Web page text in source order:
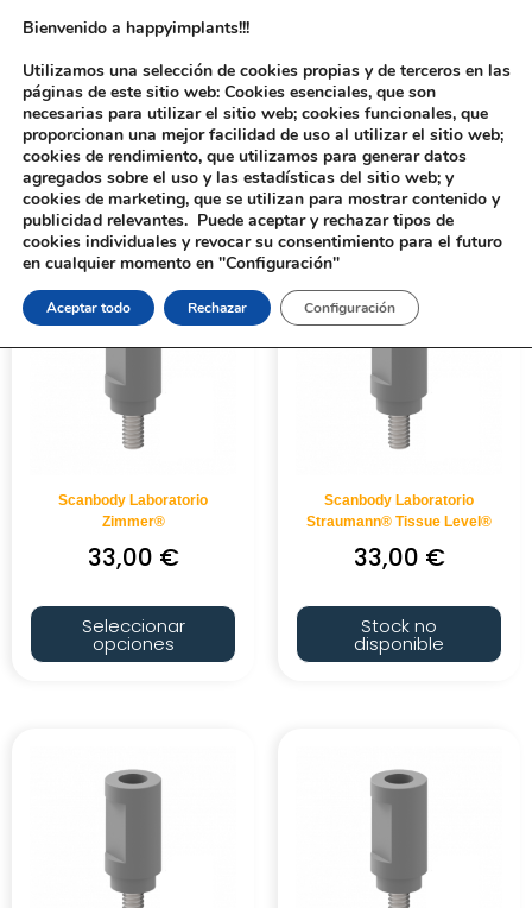
Inicio/ Implantología/ Aditamentos Digitales/ Scanbody Laboratorio
Scanbody Laboratorio
Zimmer®
33,00 €
Seleccionar
opciones
Scanbody Laboratorio
Straumann® Tissue Level®
33,00 €
Stock no
disponible
Bienvenido a happyimplants!!!
Utilizamos una selección de cookies propias y de terceros en las
páginas de este sitio web: Cookies esenciales, que son
necesarias para utilizar el sitio web; cookies funcionales, que
proporcionan una mejor facilidad de uso al utilizar el sitio web;
cookies de rendimiento, que utilizamos para generar datos
agregados sobre el uso y las estadísticas del sitio web; y
cookies de marketing, que se utilizan para mostrar contenido y
publicidad relevantes. Puede aceptar y rechazar tipos de
cookies individuales y revocar su consentimiento para el futuro
en cualquier momento en "Configuración"
Aceptar todo Rechazar Configuración